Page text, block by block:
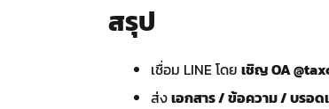
สรุป
เชื่อม LINE โดย เชิญ OA
ส่งเอกสาร / ข้อความ / บรอ